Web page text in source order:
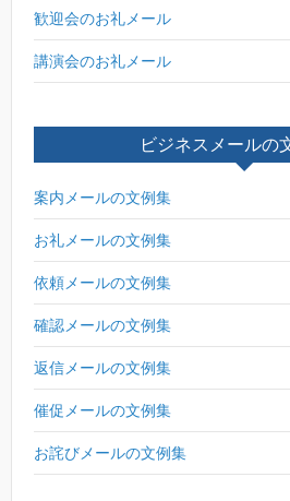
歓迎会のお礼メール
講演会のお礼メール
ビジネスメールの
案内メールの文例集
お礼メールの文例集
依頼メールの文例集
確認メールの文例集
返信メールの文例集
催促メールの文例集
お詫びメールの文例集